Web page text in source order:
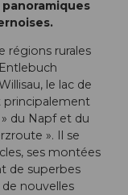
régions rurales
le lac de
principalement
du Napf et du
». Il se
ses montées
de superbes
nouvelles